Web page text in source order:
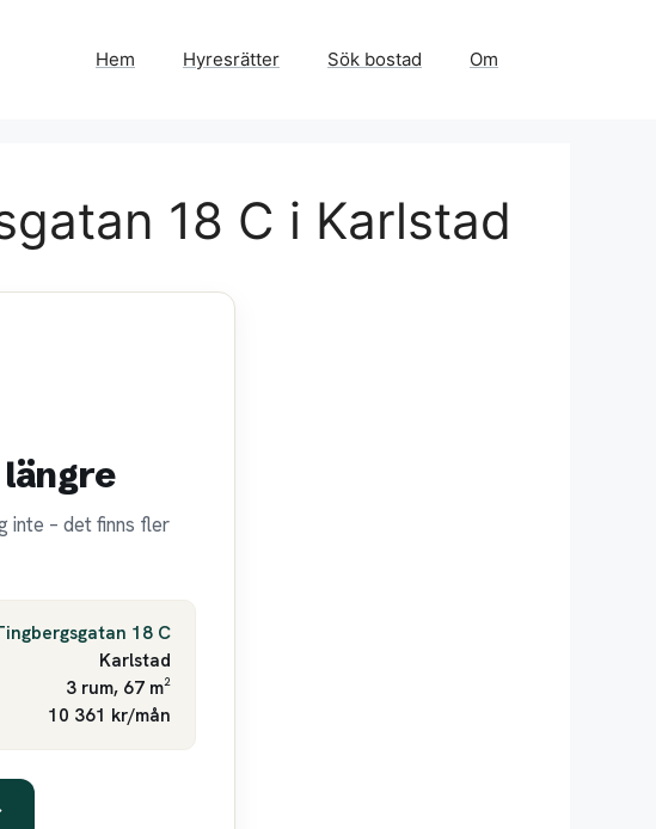
Hem Hyresrätter Sök bostad Om
18 C i Karlstad
inte – det finns fler
18 C
Karlstad
3 rum, 67 m²
10 361 kr/mån